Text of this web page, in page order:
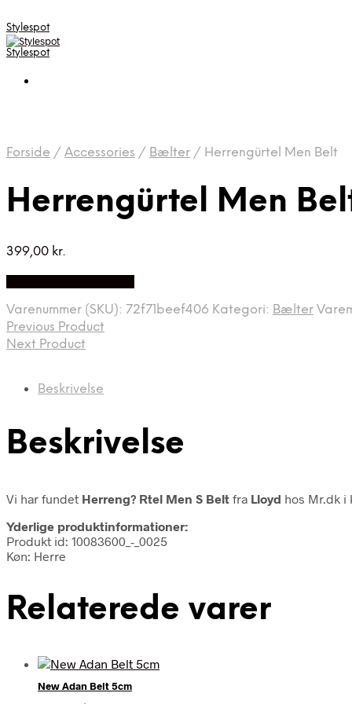
Stylespot
Stylespot
Forside / Accessories / Bælter / Herrengürtel Men Belt
Herrengürtel Men
399,00 kr.
Varenummer (SKU): 72f71beef406 Kategori: Bælter
Previous Product
Next Product
Beskrivelse
Beskrivelse
Vi har fundet Herreng? Rtel Men S Belt fra Lloyd hos Mr.dk i
Yderlige produktinformationer:
Produkt id: 10083600_-_0025
Køn: Herre
Relaterede varer
New Adan Belt 5cm